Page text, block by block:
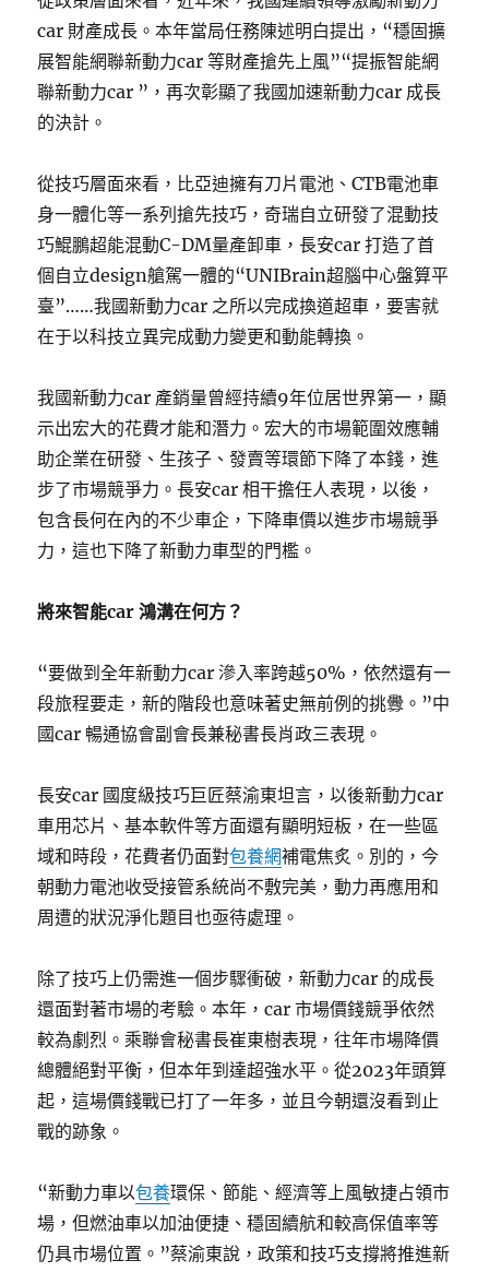
car 財產成長。本年當局任務陳述明白提出，“穩固擴
展智能網聯新動力car 等財產搶先上風”“提振智能網
聯新動力car ”，再次彰顯了我國加速新動力car 成長
的決計。
從技巧層面來看，比亞迪擁有刀片電池、CTB電池車
身一體化等一系列搶先技巧，奇瑞自立研發了混動技
巧鯤鵬超能混動C-DM量產卸車，長安car 打造了首
個自立design艙駕一體的“UNIBrain超腦中心盤算平
臺”……我國新動力car 之所以完成換道超車，要害就
在于以科技立異完成動力變更和動能轉換。
我國新動力car 產銷量曾經持續9年位居世界第一，顯
示出宏大的花費才能和潛力。宏大的市場範圍效應輔
助企業在研發、生孩子、發賣等環節下降了本錢，進
步了市場競爭力。長安car 相干擔任人表現，以後，
包含長何在內的不少車企，下降車價以進步市場競爭
力，這也下降了新動力車型的門檻。
將來智能car 鴻溝在何方？
“要做到全年新動力car 滲入率跨越50%，依然還有一
段旅程要走，新的階段也意味著史無前例的挑釁。”中
國car 暢通協會副會長兼秘書長肖政三表現。
長安car 國度級技巧巨匠蔡渝東坦言，以後新動力car
車用芯片、基本軟件等方面還有顯明短板，在一些區
域和時段，花費者仍面對包養網補電焦炙。別的，今
朝動力電池收受接管系統尚不敷完美，動力再應用和
周遭的狀況淨化題目也亟待處理。
除了技巧上仍需進一個步驟衝破，新動力car 的成長
還面對著市場的考驗。本年，car 市場價錢競爭依然
較為劇烈。乘聯會秘書長崔東樹表現，往年市場降價
總體絕對平衡，但本年到達超強水平。從2023年頭算
起，這場價錢戰已打了一年多，並且今朝還沒看到止
戰的跡象。
“新動力車以包養環保、節能、經濟等上風敏捷占領市
場，但燃油車以加油便捷、穩固續航和較高保值率等
仍具市場位置。”蔡渝東說，政策和技巧支撐將推進新